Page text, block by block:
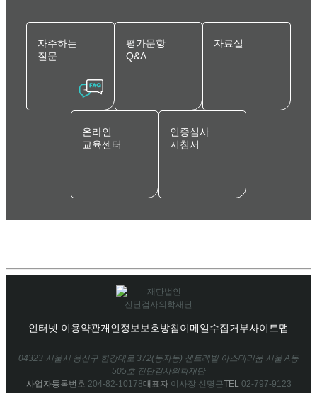
자주하는
질문
평가문항
Q&A
자료실
온라인
교육센터
인증심사
지침서
인터넷 이용약관개인정보보호방침이메일수집거부사이트맵
04323 서울시 용산구 한강대로 372(동자동) 센트레빌 아스테리움 서울 A동
505호 진단검사의학재단
사업자등록번호 204-82-10178대표자이사장 신명근TEL02-797-9123